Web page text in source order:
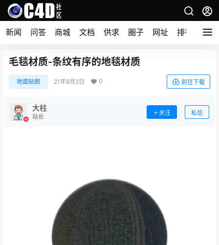
新闻 问答 商城 文档 供求 圈子 网址 排行榜
毛毯材质-条纹有序的地毯材质
地面贴图 21年8月2日 0 前往下载
大柱
站长
关注 私信